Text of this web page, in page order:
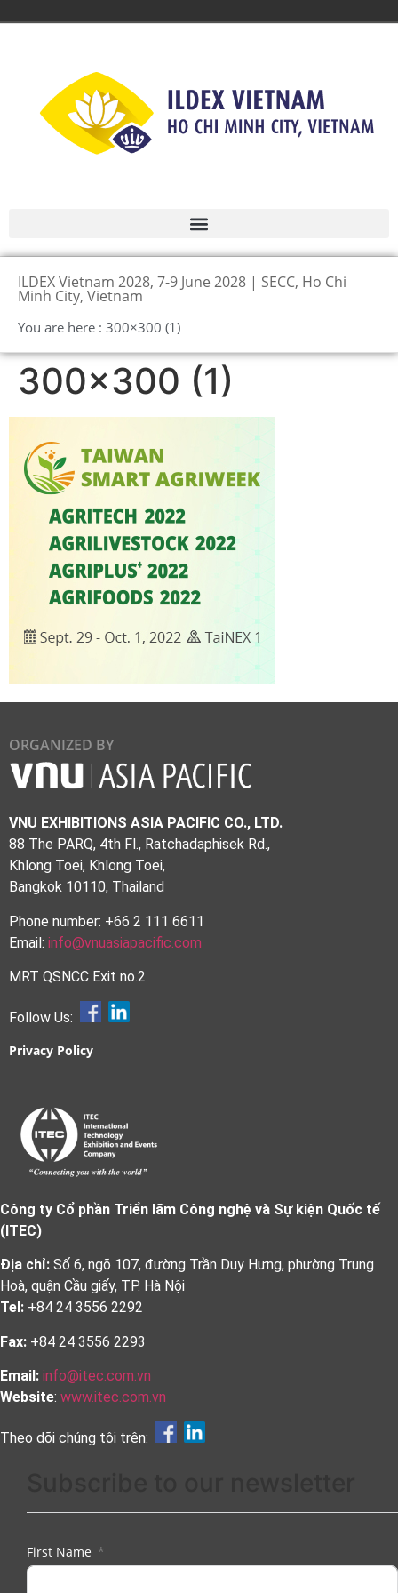
ILDEX Vietnam 2028, 7-9 June 2028 | SECC, Ho Chi
Minh City, Vietnam
You are here : 300×300 (1)
300×300 (1)
ORGANIZED BY
VNU EXHIBITIONS ASIA PACIFIC CO., LTD.
88 The PARQ, 4th Fl., Ratchadaphisek Rd.,
Khlong Toei, Khlong Toei,
Bangkok 10110, Thailand
Phone number: +66 2 111 6611
Email: info@vnuasiapacific.com
MRT QSNCC Exit no.2
Follow Us:
Privacy Policy
Công ty Cổ phần Triển lãm Công nghệ và Sự kiện Quốc tế
(ITEC)
Địa chỉ: Số 6, ngõ 107, đường Trần Duy Hưng, phường Trung
Hoà, quận Cầu giấy, TP. Hà Nội
Tel: +84 24 3556 2292
Fax: +84 24 3556 2293
Email: info@itec.com.vn
Website: www.itec.com.vn
Theo dõi chúng tôi trên:
First Name